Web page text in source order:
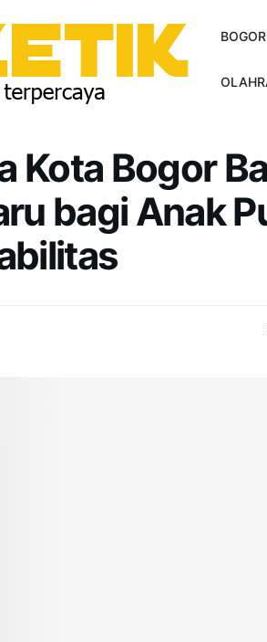
BOGOR
Kota Bogor
bagi Anak